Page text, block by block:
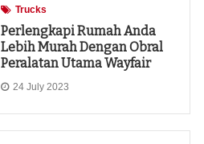
Trucks
Perlengkapi Rumah Anda
Lebih Murah Dengan Obral
Peralatan Utama Wayfair
24 July 2023